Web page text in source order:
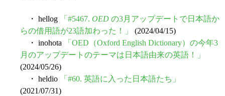
・ hellog 「#5467. OED の3月アップデートで日本語か
らの借用語が23語加わった！」
(2024/04/15)
・ inohota
「OED（Oxford English Dictionary）の今年3
月のアップデートのテーマは日本語由来の英語！」
(2024/05/26)
・ heldio
「#60. 英語に入った日本語たち」
(2021/07/31)